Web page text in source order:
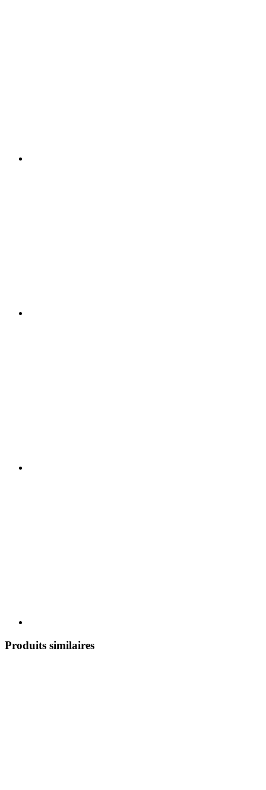
Produits similaires